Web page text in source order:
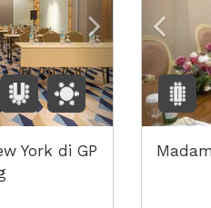
York di GP